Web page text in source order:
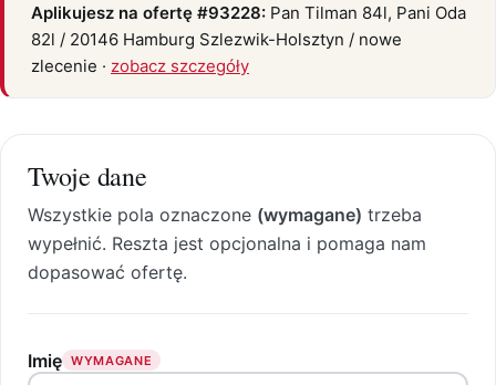
Aplikujesz na ofertę #93228: Pan Tilman 84l, Pani Oda
82l / 20146 Hamburg Szlezwik-Holsztyn / nowe
zlecenie · zobacz szczegóły
Twoje dane
Wszystkie pola oznaczone (wymagane) trzeba
wypełnić. Reszta jest opcjonalna i pomaga nam
dopasować ofertę.
Imię WYMAGANE